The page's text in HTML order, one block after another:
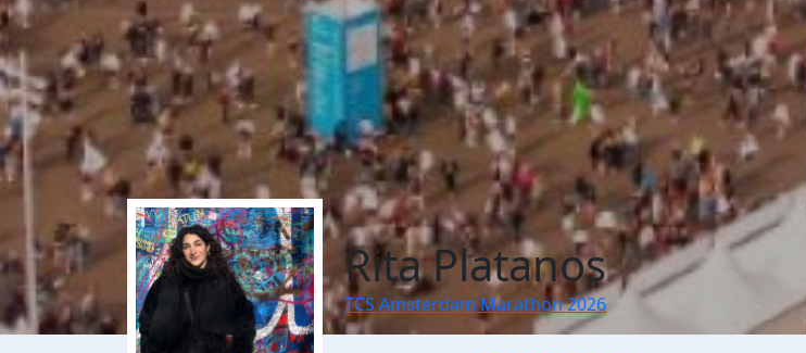
Rita Platanos
TCS Amsterdam Marathon 2026